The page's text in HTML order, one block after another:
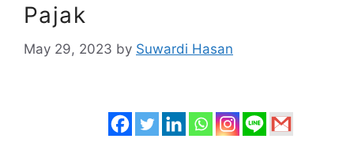
Pajak
May 29, 2023 by Suwardi Hasan